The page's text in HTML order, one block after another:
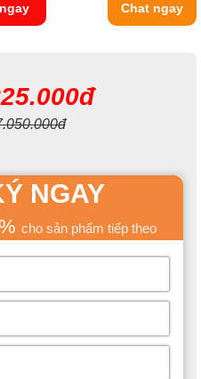
Chat ngay
NGAY
cho sản phẩm tiếp theo